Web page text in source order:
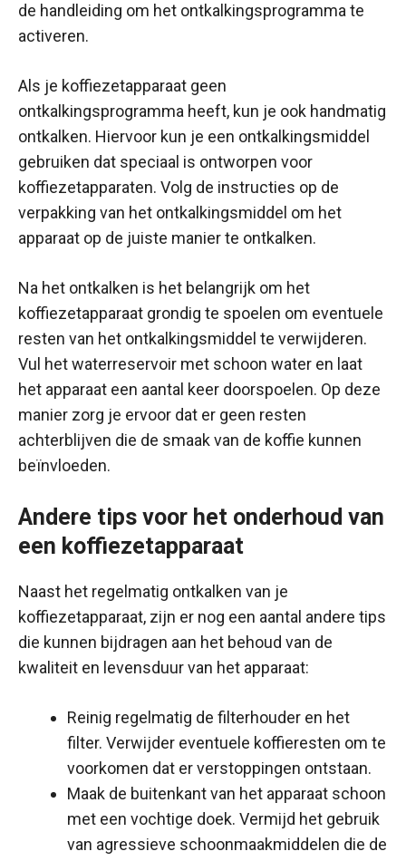
de handleiding om het ontkalkingsprogramma te
activeren.
Als je koffiezetapparaat geen
ontkalkingsprogramma heeft, kun je ook handmatig
ontkalken. Hiervoor kun je een ontkalkingsmiddel
gebruiken dat speciaal is ontworpen voor
koffiezetapparaten. Volg de instructies op de
verpakking van het ontkalkingsmiddel om het
apparaat op de juiste manier te ontkalken.
Na het ontkalken is het belangrijk om het
koffiezetapparaat grondig te spoelen om eventuele
resten van het ontkalkingsmiddel te verwijderen.
Vul het waterreservoir met schoon water en laat
het apparaat een aantal keer doorspoelen. Op deze
manier zorg je ervoor dat er geen resten
achterblijven die de smaak van de koffie kunnen
beïnvloeden.
Andere tips voor het onderhoud van
een koffiezetapparaat
Naast het regelmatig ontkalken van je
koffiezetapparaat, zijn er nog een aantal andere tips
die kunnen bijdragen aan het behoud van de
kwaliteit en levensduur van het apparaat:
Reinig regelmatig de filterhouder en het
filter. Verwijder eventuele koffieresten om te
voorkomen dat er verstoppingen ontstaan.
Maak de buitenkant van het apparaat schoon
met een vochtige doek. Vermijd het gebruik
van agressieve schoonmaakmiddelen die de